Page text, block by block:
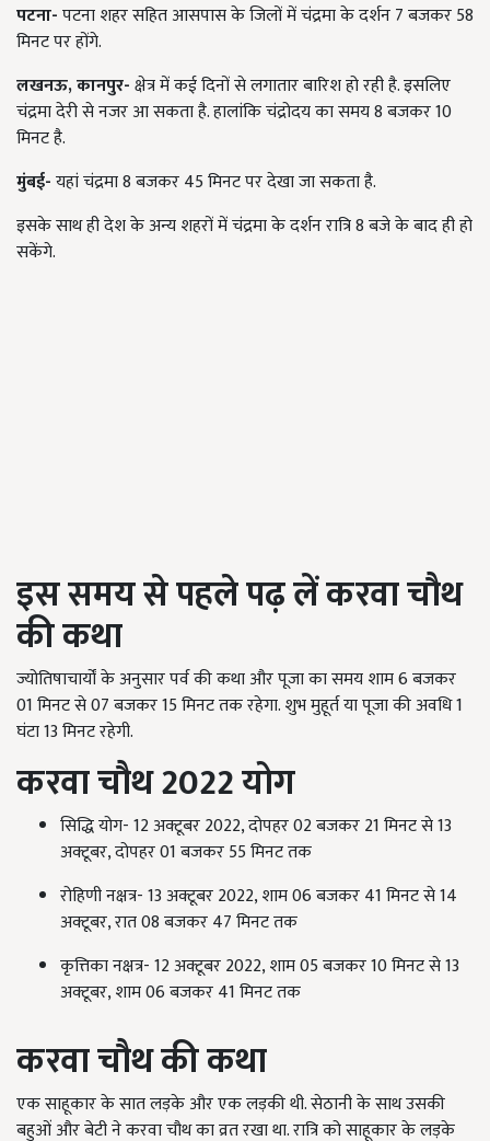
पटना-पटना शहरसहित आसपास के जिलों में चंद्रमा के दर्शन 7 बजकर 58
मिनट पर होंगे.
लखनऊ, कानपुर-क्षेत्र में कई दिनों से लगातार बारिश हो रही है. इसलिए
चंद्रमा देरी से नजर आ सकता है. हालांकि चंद्रोदय का समय 8 बजकर 10
मिनट है.
मुंबई-यहां चंद्रमा 8 बजकर 45 मिनट पर देखा जा सकता है.
इसके साथ ही देश के अन्य शहरों में चंद्रमा के दर्शन रात्रि 8 बजे के बाद ही हो
सकेंगे.
इस समय से पहले पढ़ लें करवा चौथ
की कथा
ज्योतिषाचार्यों के अनुसार पर्व की कथा और पूजा का समय शाम 6 बजकर
01 मिनट से 07 बजकर 15 मिनट तक रहेगा. शुभ मुहूर्त या पूजा की अवधि 1
घंटा 13 मिनट रहेगी.
करवा चौथ 2022 योग
सिद्धि योग- 12 अक्टूबर 2022, दोपहर 02 बजकर 21 मिनट से 13
अक्टूबर, दोपहर 01 बजकर 55 मिनट तक
रोहिणी नक्षत्र- 13 अक्टूबर 2022, शाम 06 बजकर 41 मिनट से 14
अक्टूबर, रात 08 बजकर 47 मिनट तक
कृत्तिका नक्षत्र- 12 अक्टूबर 2022, शाम 05 बजकर 10 मिनट से 13
अक्टूबर, शाम 06 बजकर 41 मिनट तक
करवा चौथ की कथा
एक साहूकार के सात लड़के और एक लड़की थी. सेठानी के साथ उसकी
बहुओं और बेटी ने करवा चौथ का व्रत रखा था. रात्रि को साहूकार के लड़के